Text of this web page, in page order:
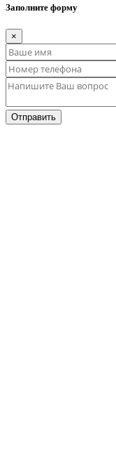
Заполните форму
×
Отправить